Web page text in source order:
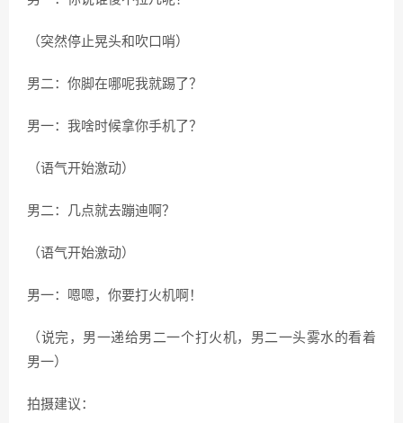
（突然停止晃头和吹口哨）
男二：你脚在哪呢我就踢了？
男一：我啥时候拿你手机了？
（语气开始激动）
男二：几点就去蹦迪啊？
（语气开始激动）
男一：嗯嗯，你要打火机啊！
（说完，男一递给男二一个打火机，男二一头雾水的看着
男一）
拍摄建议：